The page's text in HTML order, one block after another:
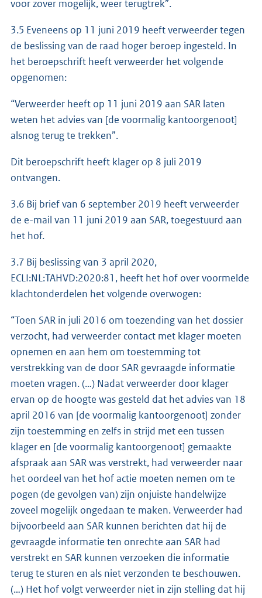
voor zover mogelijk, weer terugtrek”.
3.5 Eveneens op 11 juni 2019 heeft verweerder tegen
de beslissing van de raad hoger beroep ingesteld. In
het beroepschrift heeft verweerder het volgende
opgenomen:
“Verweerder heeft op 11 juni 2019 aan SAR laten
weten het advies van [de voormalig kantoorgenoot]
alsnog terug te trekken”.
Dit beroepschrift heeft klager op 8 juli 2019
ontvangen.
3.6 Bij brief van 6 september 2019 heeft verweerder
de e-mail van 11 juni 2019 aan SAR, toegestuurd aan
het hof.
3.7 Bij beslissing van 3 april 2020,
ECLI:NL:TAHVD:2020:81, heeft het hof over voormelde
klachtonderdelen het volgende overwogen:
“Toen SAR in juli 2016 om toezending van het dossier
verzocht, had verweerder contact met klager moeten
opnemen en aan hem om toestemming tot
verstrekking van de door SAR gevraagde informatie
moeten vragen. (…) Nadat verweerder door klager
ervan op de hoogte was gesteld dat het advies van 18
april 2016 van [de voormalig kantoorgenoot] zonder
zijn toestemming en zelfs in strijd met een tussen
klager en [de voormalig kantoorgenoot] gemaakte
afspraak aan SAR was verstrekt, had verweerder naar
het oordeel van het hof actie moeten nemen om te
pogen (de gevolgen van) zijn onjuiste handelwijze
zoveel mogelijk ongedaan te maken. Verweerder had
bijvoorbeeld aan SAR kunnen berichten dat hij de
gevraagde informatie ten onrechte aan SAR had
verstrekt en SAR kunnen verzoeken die informatie
terug te sturen en als niet verzonden te beschouwen.
(…) Het hof volgt verweerder niet in zijn stelling dat hij